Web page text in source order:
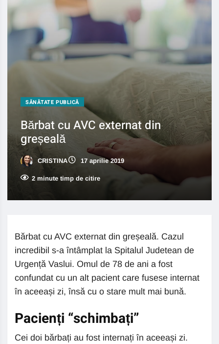
SĂNĂTATE PUBLICĂ
Bărbat cu AVC externat din
greșeală
CRISTINA 17 aprilie 2019
2 minute timp de citire
Bărbat cu AVC externat din greșeală. Cazul
incredibil s-a întâmplat la Spitalul Judetean de
Urgență Vaslui. Omul de 78 de ani a fost
confundat cu un alt pacient care fusese internat
în aceeași zi, însă cu o stare mult mai bună.
Pacienți “schimbați”
Cei doi bărbați au fost internați în aceeași zi.